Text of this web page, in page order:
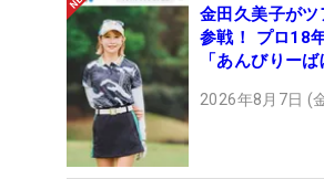
金田久美子が
参戦！ プロ18
「あんびりーば
2026年8月7日 (